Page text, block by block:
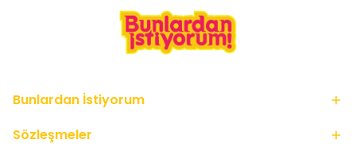
Bunlardan İstiyorum
Sözleşmeler